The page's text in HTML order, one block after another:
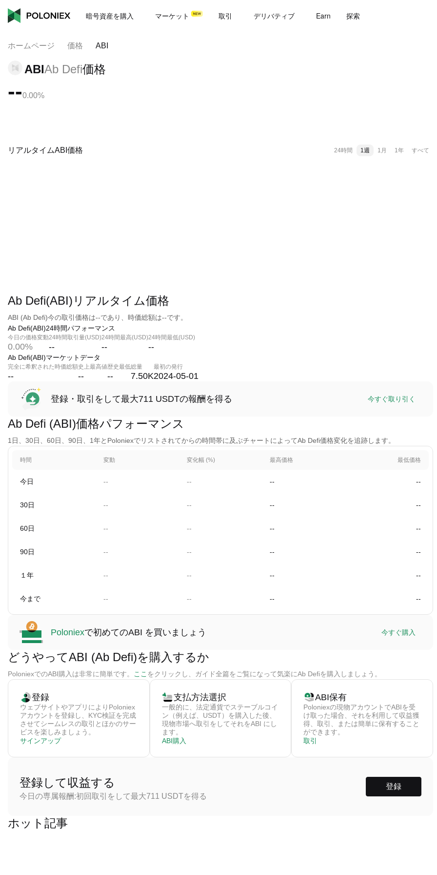
暗号資産を購入 マーケット 取引 デリバティブ Earn 探索
ホームページ 価格 ABI
ABIAb Defi価格
--0.00%
リアルタイムABI価格 24時間 1週 1月 1年 すべて
Ab Defi(ABI)リアルタイム価格
ABI (Ab Defi)今の取引価格は--であり、時価総額は--です。
Ab Defi(ABI)24時間パフォーマンス
今日の価格変動
0.00%
24時間取引量(USD)
--
24時間最高(USD)
--
24時間最低(USD)
--
Ab Defi(ABI)マーケットデータ
完全に希釈された時価総額
--
史上最高値
--
歴史最低
--
総量
7.50K
最初の発行
2024-05-01
登録・取引をして最大711 USDTの報酬を得る 今すぐ取り引く
Ab Defi (ABI)価格パフォーマンス
1日、30日、60日、90日、1年とPoloniexでリストされてからの時間帯に及ぶチャートによってAb Defi価格変化を追跡します。
時間 変動 変化幅 (%) 最高価格 最低価格
今日 -- -- -- --
30日 -- -- -- --
60日 -- -- -- --
90日 -- -- -- --
１年 -- -- -- --
今まで -- -- -- --
Poloniexで初めてのABI を買いましょう 今すぐ購入
どうやってABI (Ab Defi)を購入するか
PoloniexでのABI購入は非常に簡単です。 ここ をクリックし、ガイド全篇をご覧になって気楽にAb Defiを購入しましょう。
登録
ウェブサイトやアプリによりPoloniex
アカウントを登録し、KYC検証を完成
させてシームレスの取引とほかのサー
ビスを楽しみましょう。
サインアップ
支払方法選択
一般的に、法定通貨でステーブルコイ
ン（例えば、USDT）を購入した後、
現物市場へ取引をしてそれをABI にし
ます。
ABI購入
ABI保有
Poloniexの現物アカウントでABIを受
け取った場合、それを利用して収益獲
得、取引、または簡単に保有すること
ができます。
取引
登録して収益する
今日の専属報酬:初回取引をして最大711 USDTを得る
登録
ホット記事